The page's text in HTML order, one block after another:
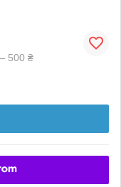
500 ₴